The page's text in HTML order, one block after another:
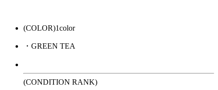
(COLOR)1color
・GREEN TEA
(CONDITION RANK)